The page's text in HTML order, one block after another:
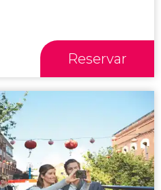
Reservar